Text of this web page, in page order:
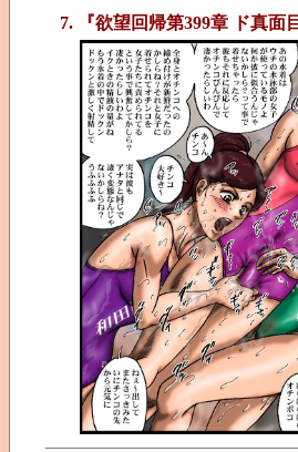
7. 『欲望回帰第399章 ド真面